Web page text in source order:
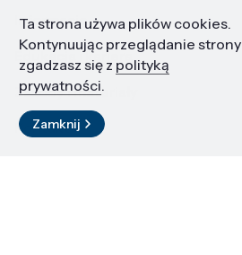
Informacje
Edukacja i kariera
Zasoby i materiały
Kontakt
Ta strona używa plików cookies.
Kontynuując przeglądanie strony
zgadzasz się z polityką
prywatności.
Zamknij